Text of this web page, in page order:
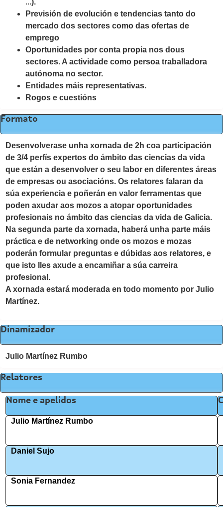
Previsión de evolución e tendencias tanto do
mercado dos sectores como das ofertas de
emprego
Oportunidades por conta propia nos dous
sectores. A actividade como persoa traballadora
autónoma no sector.
Entidades máis representativas.
Rogos e cuestións
Formato
Desenvolverase unha xornada de 2h coa participación
de 3/4 perfís expertos do ámbito das ciencias da vida
que están a desenvolver o seu labor en diferentes áreas
de empresas ou asociacións. Os relatores falaran da
súa experiencia e poñerán en valor ferramentas que
poden axudar aos mozos a atopar oportunidades
profesionais no ámbito das ciencias da vida de Galicia.
Na segunda parte da xornada, haberá unha parte máis
práctica e de networking onde os mozos e mozas
poderán formular preguntas e dúbidas aos relatores, e
que isto lles axude a encamiñar a súa carreira
profesional.
A xornada estará moderada en todo momento por Julio
Martínez.
Dinamizador
Julio Martínez Rumbo
Relatores
Nome e apelidos
Julio Martínez Rumbo
Daniel Sujo
Sonia Fernandez